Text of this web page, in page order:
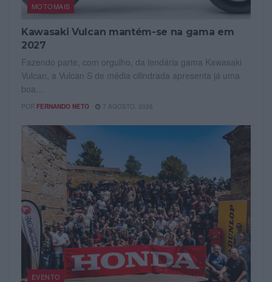
MOTOMAIS
Kawasaki Vulcan mantém-se na gama em
2027
Fazendo parte, com orgulho, da lendária gama Kawasaki
Vulcan, a Vulcan S de média cilindrada apresenta já uma
boa...
POR FERNANDO NETO 7 AGOSTO, 2026
EVENTO